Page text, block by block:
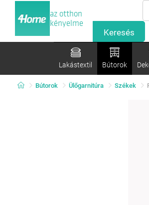
az otthon
kényelme
Lakástextil Bútorok
Bútorok Ülőgarnitúra Székek